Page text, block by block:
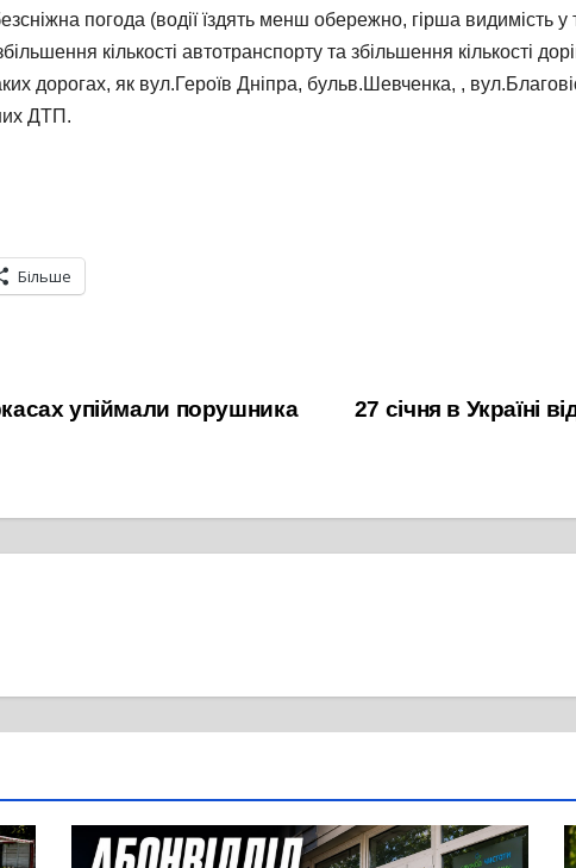
погода (водії їздять менш обережно, гірша видимість
кількості автотранспорту та збільшення кількості
дорогах, як вул.Героїв Дніпра, бульв.Шевченка, ,
ДТП.
Більше
27 січня в Україні
упіймали порушника